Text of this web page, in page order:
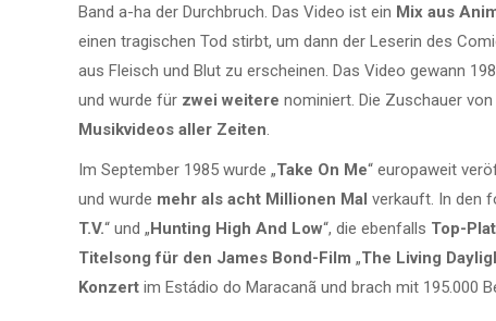
Band a-ha der Durchbruch. Das Video ist ein Mix aus
einen tragischen Tod stirbt, um dann der Leserin des
aus Fleisch und Blut zu erscheinen. Das Video gewann
und wurde für zwei weitere nominiert. Die Zuschauer
Musikvideos aller Zeiten.
Im September 1985 wurde „Take On Me“ europaweit
und wurde mehr als acht Millionen Mal verkauft. In den
T.V.“ und „ Hunting High And Low“, die ebenfalls Top-
Titelsong für den James Bond-Film „The Living
Konzert im Estádio do Maracanã und brach mit 195.000